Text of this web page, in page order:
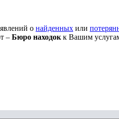
о найденных или
– Бюро находок к Вашим